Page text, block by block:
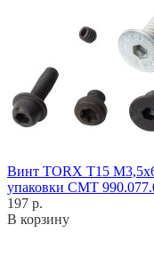
Винт TORX T15
упаковки CMT
197 р.
В корзину